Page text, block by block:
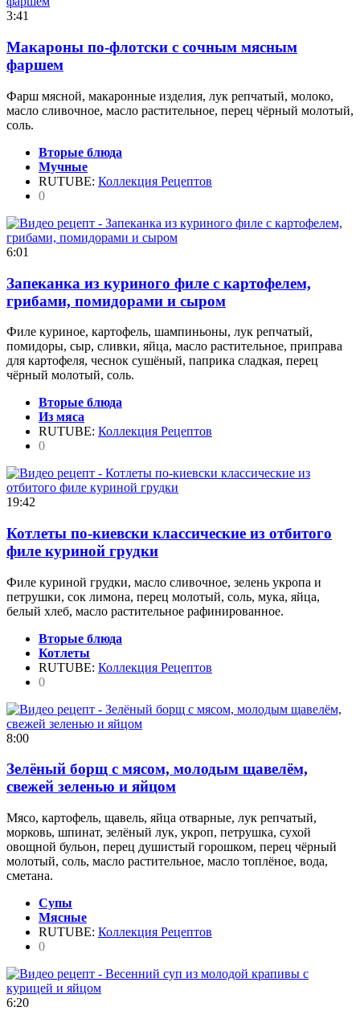
3:41
Макароны по-флотски с сочным мясным
фаршем
Фарш мясной, макаронные изделия, лук репчатый, молоко,
масло сливочное, масло растительное, перец чёрный молотый,
соль.
Вторые блюда
Мучные
RUTUBE: Коллекция Рецептов
0
6:01
Запеканка из куриного филе с картофелем,
грибами, помидорами и сыром
Филе куриное, картофель, шампиньоны, лук репчатый,
помидоры, сыр, сливки, яйца, масло растительное, приправа
для картофеля, чеснок сушёный, паприка сладкая, перец
чёрный молотый, соль.
Вторые блюда
Из мяса
RUTUBE: Коллекция Рецептов
0
19:42
Котлеты по-киевски классические из отбитого
филе куриной грудки
Филе куриной грудки, масло сливочное, зелень укропа и
петрушки, сок лимона, перец молотый, соль, мука, яйца,
белый хлеб, масло растительное рафинированное.
Вторые блюда
Котлеты
RUTUBE: Коллекция Рецептов
0
8:00
Зелёный борщ с мясом, молодым щавелём,
свежей зеленью и яйцом
Мясо, картофель, щавель, яйца отварные, лук репчатый,
морковь, шпинат, зелёный лук, укроп, петрушка, сухой
овощной бульон, перец душистый горошком, перец чёрный
молотый, соль, масло растительное, масло топлёное, вода,
сметана.
Супы
Мясные
RUTUBE: Коллекция Рецептов
0
6:20